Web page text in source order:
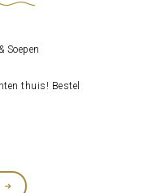
thuis! Bestel